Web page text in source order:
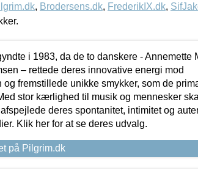
, Brodersens.dk, FrederikIX.dk,
i 1983, da de to danskere - Annemette
– rettede deres innovative energi mod
og fremstillede unikke smykker, som de
stor kærlighed til musik og mennesker
deres spontanitet, intimitet og
Klik her for at se deres udvalg.
på Pilgrim.dk